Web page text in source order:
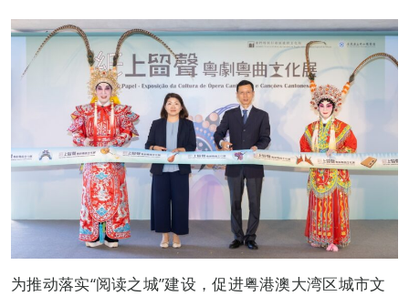
为推动落实“阅读之城”建设，促进粤港澳大湾区城市文